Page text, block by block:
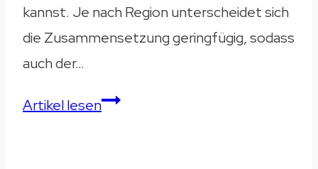
kannst. Je nach Region unterscheidet sich
die Zusammensetzung geringfügig, sodass
auch der…
Artikel lesenWasserhahn